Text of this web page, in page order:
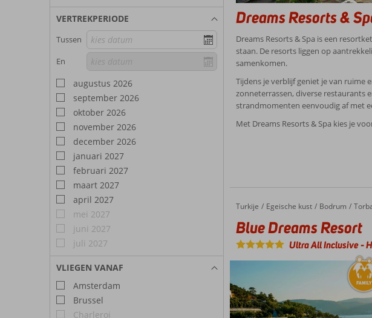
VERTREKPERIODE
Tussen
En
augustus 2026
september 2026
oktober 2026
november 2026
december 2026
januari 2027
februari 2027
maart 2027
april 2027
mei 2027
juni 2027
juli 2027
VLIEGEN VANAF
Amsterdam
Brussel
Charleroi
Dreams Resorts &
Dreams Resorts & Spa is een
staan. De resorts liggen op
samenkomen.
Tijdens je verblijf geniet je van ruime
zonneterrassen, diverse restaurants
strandmomenten eenvoudig af met
Met Dreams Resorts & Spa kies je
Home
Turkije Egeische kust Bodrum
Blue Dreams Resort
Blue Dreams Resort
Ultra All Inclusive-